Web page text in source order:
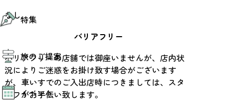
お得なチケット
エリアガイド
仙台観光PR動画ライブラリー
仙台から行く東北周遊旅
伝統的工芸品
特集
夜時間トピックス
旅のご提案
モデルコース
AIおまかせコース
イベント
なし
バリアフリー
バリアフリーの店舗では御座いませんが、店内状
況によりご迷惑をお掛け致す場合がございます
が、車いすでのご入出店時につきましては、スタ
ッフがお手伝い致します。